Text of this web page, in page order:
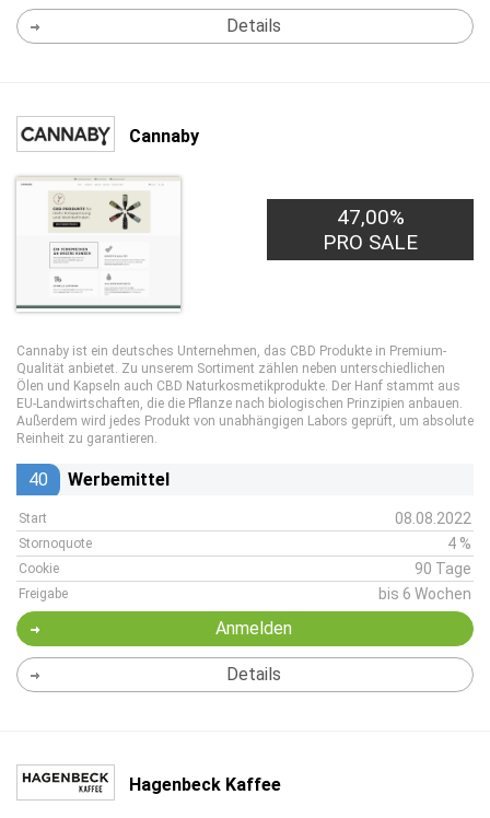
Details
Cannaby
47,00%
PRO SALE
Cannaby ist ein deutsches Unternehmen, das CBD Produkte in Premium-
Qualität anbietet. Zu unserem Sortiment zählen neben unterschiedlichen
Ölen und Kapseln auch CBD Naturkosmetikprodukte. Der Hanf stammt aus
EU-Landwirtschaften, die die Pflanze nach biologischen Prinzipien anbauen.
Außerdem wird jedes Produkt von unabhängigen Labors geprüft, um absolute
Reinheit zu garantieren.
40 Werbemittel
Start 08.08.2022
Stornoquote 4 %
Cookie 90 Tage
Freigabe bis 6 Wochen
Anmelden
Details
Hagenbeck Kaffee